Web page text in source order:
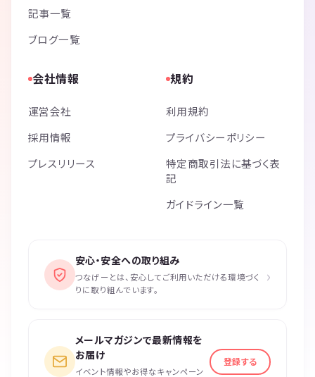
記事一覧
ブログ一覧
会社情報
運営会社
採用情報
プレスリリース
規約
利用規約
プライバシーポリシー
特定商取引法に基づく表
記
ガイドライン一覧
安心・安全への取り組み
つなげーとは、安心してご利用いただける環境づく
りに取り組んでいます。
›
メールマガジンで最新情報を
お届け
イベント情報やお得なキャンペーン
登録する